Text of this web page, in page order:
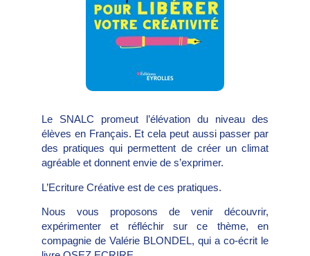
Le SNALC promeut l’élévation du niveau des
élèves en Français. Et cela peut aussi passer par
des pratiques qui permettent de créer un climat
agréable et donnent envie de s’exprimer.
L’Ecriture Créative est de ces pratiques.
Nous vous proposons de venir découvrir,
expérimenter et réfléchir sur ce thème, en
compagnie de Valérie BLONDEL, qui a co-écrit le